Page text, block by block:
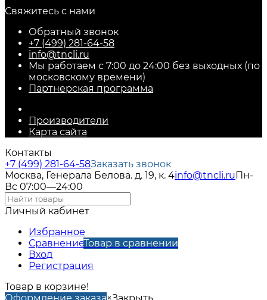
Свяжитесь с нами
Обратный звонок
+7 (499) 281-64-58
info@tncli.ru
Мы работаем с 7:00 до 24:00 без выходных (по
московскому времени)
Партнерская программа
Производители
Карта сайта
Контакты
+7 (499) 281-64-58Заказать звонок
Москва, Генерала Белова. д. 19, к. 4info@tncli.ru Пн-
Вс 07:00—24:00
Личный кабинет
Избранное
СравнениеТовар в сравнении
Вход
Регистрация
Товар в корзине!